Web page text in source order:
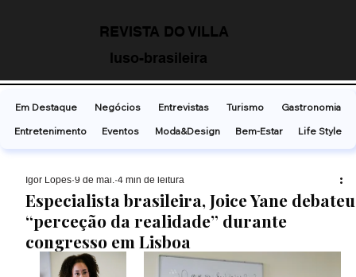
REVISTA DO VILLA
luso-brasileira
Especialista brasileira, Joice Yane debateu
“perceção da realidade” durante
congresso em Lisboa
Ígor Lopes 9 de mai. 4 min de leitura
Em Destaque Negócios Entrevistas Turismo
Gastronomia
Entretenimento
Eventos Moda&Design Bem-Estar Life Style